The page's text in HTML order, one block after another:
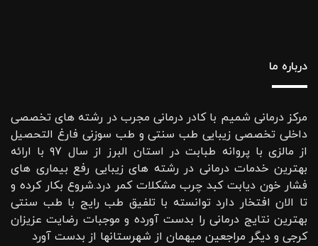
درباره ما
مرکز درمانی شمیم با کادر درمانی مجرب در رشته های تخصصی
داخلی تخصصی زیبایی طب سنتی و طب سوزنی فارغ التحصیل
از مالزی با پروانه طبابت در استان البرز از سال ۹۷ با ارائه
بهترین خدمات درمانی در رشته‌ های زیبایی رفع بیماری های
فشار خون دیابت کبد چرب مشکلات کمر درد.شروع بکار کرده و
تا الان افتخار دارد توانسته با تلفیق طب رایج با طب سنتی
بهترین نتایج درمانی را بدست آورده و موجبات رضایت عزیزان
کرجی و دیگر مراجعین میهمان از شهرستانها از بدست آورد